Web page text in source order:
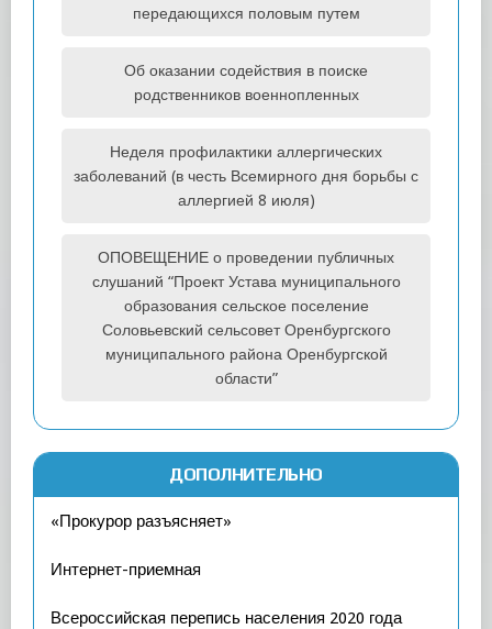
передающихся половым путем
Об оказании содействия в поиске
родственников военнопленных
Неделя профилактики аллергических
заболеваний (в честь Всемирного дня борьбы с
аллергией 8 июля)
ОПОВЕЩЕНИЕ о проведении публичных
слушаний “Проект Устава муниципального
образования сельское поселение
Соловьевский сельсовет Оренбургского
муниципального района Оренбургской
области”
ДОПОЛНИТЕЛЬНО
«Прокурор разъясняет»
Интернет-приемная
Всероссийская перепись населения 2020 года